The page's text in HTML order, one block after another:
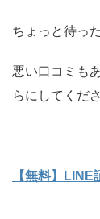
ちょっと待った
悪い口コミも
らにしてくだ
【無料】